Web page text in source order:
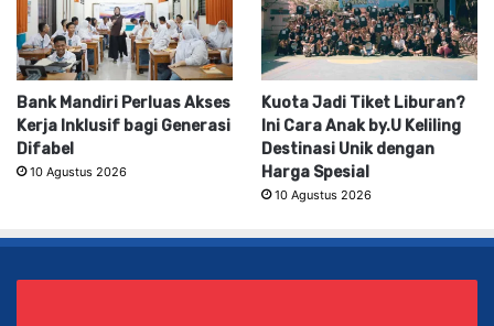
Bank Mandiri Perluas Akses
Kerja Inklusif bagi Generasi
Difabel
10 Agustus 2026
Kuota Jadi Tiket Liburan?
Ini Cara Anak by.U Keliling
Destinasi Unik dengan
Harga Spesial
10 Agustus 2026